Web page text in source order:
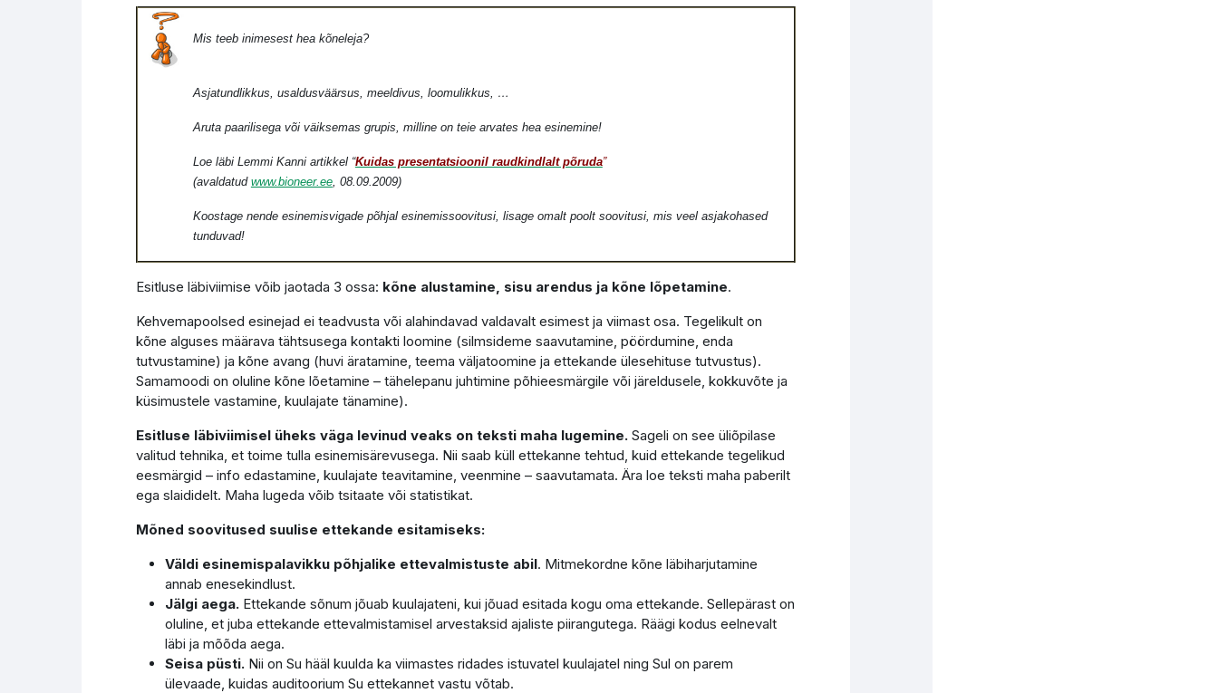
Mis teeb inimesest hea kõneleja?
Asjatundlikkus, usaldusväärsus, meeldivus, loomulikkus, …
Aruta paarilisega või väiksemas grupis, milline on teie arvates hea esinemine!
Loe läbi Lemmi Kanni artikkel “Kuidas presentatsioonil raudkindlalt põruda”
(avaldatud www.bioneer.ee, 08.09.2009)
Koostage nende esinemisvigade põhjal esinemissoovitusi, lisage omalt poolt soovitusi, mis veel asjakohased
tunduvad!
Esitluse läbiviimise võib jaotada 3 ossa: kõne alustamine, sisu arendus ja kõne lõpetamine.
Kehvemapoolsed esinejad ei teadvusta või alahindavad valdavalt esimest ja viimast osa. Tegelikult on
kõne alguses määrava tähtsusega kontakti loomine (silmsideme saavutamine, pöördumine, enda
tutvustamine) ja kõne avang (huvi äratamine, teema väljatoomine ja ettekande ülesehituse tutvustus).
Samamoodi on oluline kõne lõetamine – tähelepanu juhtimine põhieesmärgile või järeldusele, kokkuvõte ja
küsimustele vastamine, kuulajate tänamine).
Esitluse läbiviimisel üheks väga levinud veaks on teksti maha lugemine.Sageli on see üliõpilase
valitud tehnika, et toime tulla esinemisärevusega. Nii saab küll ettekanne tehtud, kuid ettekande tegelikud
eesmärgid – info edastamine, kuulajate teavitamine, veenmine – saavutamata. Ära loe teksti maha paberilt
ega slaididelt. Maha lugeda võib tsitaate või statistikat.
Mõned soovitused suulise ettekande esitamiseks:
Väldi esinemispalavikku põhjalike ettevalmistuste abil. Mitmekordne kõne läbiharjutamine
annab enesekindlust.
Jälgi aega.Ettekande sõnum jõuab kuulajateni, kui jõuad esitada kogu oma ettekande. Sellepärast on
oluline, et juba ettekande ettevalmistamisel arvestaksid ajaliste piirangutega. Räägi kodus eelnevalt
läbi ja mõõda aega.
Seisa püsti.Nii on Su hääl kuulda ka viimastes ridades istuvatel kuulajatel ning Sul on parem
ülevaade, kuidas auditoorium Su ettekannet vastu võtab.